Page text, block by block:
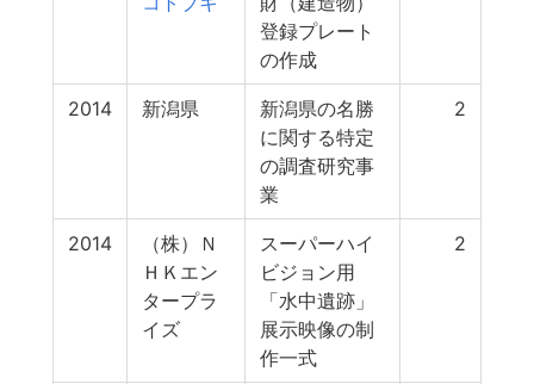
登録プレート
の作成
2014 新潟県
新潟県の名勝
に関する特定
の調査研究事
業
2
2014
（株）Ｎ
ＨＫエン
タープラ
イズ
スーパーハイ
ビジョン用
「水中遺跡」
展示映像の制
作一式
2